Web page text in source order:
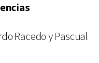
Racedo y Pascual